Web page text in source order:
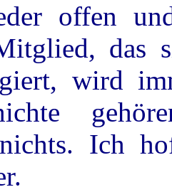
offen
das
wird
Ich